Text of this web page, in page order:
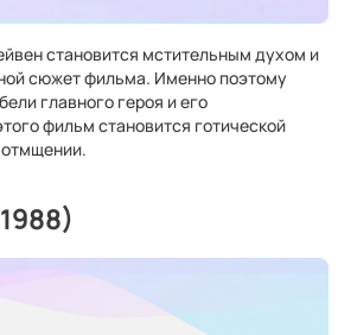
становится мстительным духом и
сюжет фильма. Именно поэтому
главного героя и его
фильм становится готической